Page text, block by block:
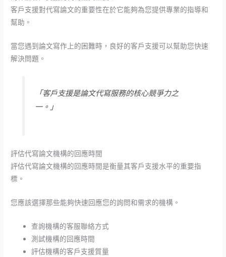
客戶支援對代寫論文的重要性在於它能夠為您提供專業的指導和
幫助。
當您遇到論文寫作上的困難時，良好的客戶支援可以幫助您快速
解決問題。
「客戶支援是論文代寫服務的核心競爭力之
一。」
評估代寫論文機構的回應時間
評估代寫論文機構的回應時間是衡量其客戶支援水平的重要指
標。
您應該選擇那些能夠快速回應您的詢問和需求的機構。
查詢機構的客服聯絡方式
測試機構的回應時間
評估機構的客戶支援質量